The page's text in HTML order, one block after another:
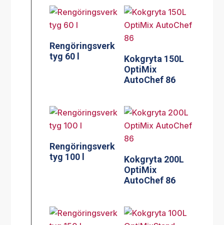
Rengöringsverk
tyg 60 l
Kokgryta 150L
OptiMix
AutoChef 86
Rengöringsverk
tyg 100 l
Kokgryta 200L
OptiMix
AutoChef 86